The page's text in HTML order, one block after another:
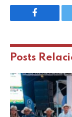
Facebook
Posts